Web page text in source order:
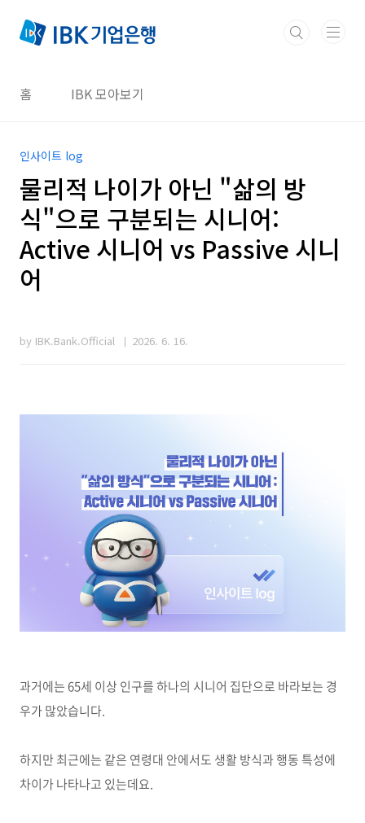
홈 IBK 모아보기
인사이트 log
물리적 나이가 아닌 "삶의 방
식"으로 구분되는 시니어:
Active 시니어 vs Passive 시니
어
by IBK.Bank.Official 2026. 6. 16.
과거에는 65세 이상 인구를 하나의 시니어 집단으로 바라보는 경
우가 많았습니다.
하지만 최근에는 같은 연령대 안에서도 생활 방식과 행동 특성에
차이가 나타나고 있는데요.